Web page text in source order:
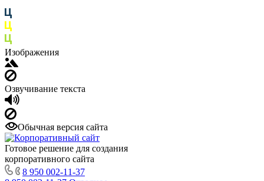
Изображения
Озвучивание текста
Обычная версия сайта
Готовое решение для создания
корпоративного сайта
8 950 002-11-37